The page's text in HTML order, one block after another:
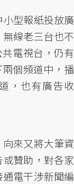
型報紙投放廣
線老三台也不
電視台，仍有
個頻道中，播
，也有廣告收
來又將大筆資
贊助，對各家
電干涉新聞編